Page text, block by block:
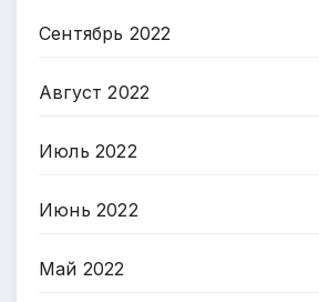
Сентябрь 2022
Август 2022
Июль 2022
Июнь 2022
Май 2022